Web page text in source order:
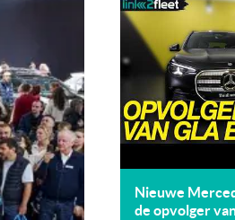
Nieuwe
de opvolger